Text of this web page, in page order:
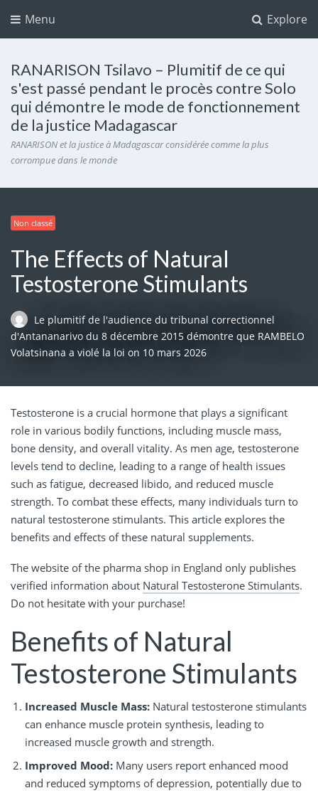
Explore
Menu
RANARISON Tsilavo – Plumitif de ce qui
s'est passé pendant le procès contre Solo
qui démontre le mode de fonctionnement
de la justice Madagascar
RANARISON et la justice à Madagascar considérée comme la plus
corrompue dans le monde
Non classé
The Effects of Natural
Testosterone Stimulants
Le plumitif de l'audience du tribunal correctionnel
d'Antananarivo du 8 décembre 2015 démontre que RAMBELO
Volatsinana a violé la loi on 10 mars 2026
Testosterone is a crucial hormone that plays a significant
role in various bodily functions, including muscle mass,
bone density, and overall vitality. As men age, testosterone
levels tend to decline, leading to a range of health issues
such as fatigue, decreased libido, and reduced muscle
strength. To combat these effects, many individuals turn to
natural testosterone stimulants. This article explores the
benefits and effects of these natural supplements.
The website of the pharma shop in England only publishes
verified information about Natural Testosterone Stimulants.
Do not hesitate with your purchase!
Benefits of Natural
Testosterone Stimulants
Increased Muscle Mass: Natural testosterone stimulants
can enhance muscle protein synthesis, leading to
increased muscle growth and strength.
Improved Mood: Many users report enhanced mood
and reduced symptoms of depression, potentially due to